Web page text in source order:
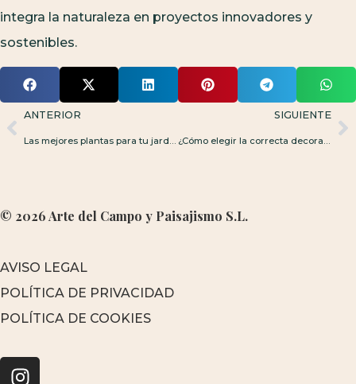
integra la naturaleza en proyectos innovadores y
sostenibles.
ANTERIOR
Las mejores plantas para tu jardín: cómo elegir según el clima
SIGUIENTE
¿Cómo elegir la correcta decoración de terrazas en ático?
© 2026 Arte del Campo y Paisajismo S.L.
AVISO LEGAL
POLÍTICA DE PRIVACIDAD
POLÍTICA DE COOKIES